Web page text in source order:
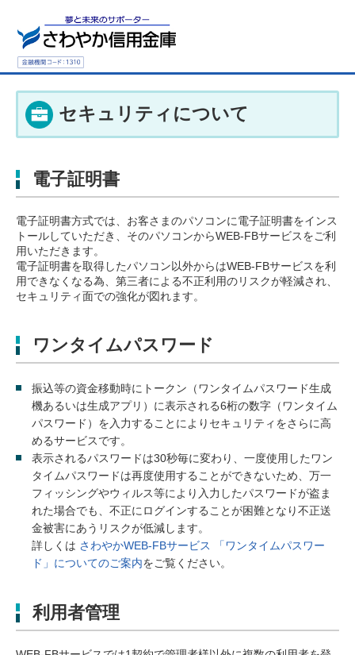
セキュリティについて
電子証明書
電子証明書方式では、お客さまのパソコンに電子証明書をインス
トールしていただき、そのパソコンからWEB-FBサービスをご利
用いただきます。
電子証明書を取得したパソコン以外からはWEB-FBサービスを利
用できなくなる為、第三者による不正利用のリスクが軽減され、
セキュリティ面での強化が図れます。
ワンタイムパスワード
振込等の資金移動時にトークン（ワンタイムパスワード生成
機あるいは生成アプリ）に表示される6桁の数字（ワンタイム
パスワード）を入力することによりセキュリティをさらに高
めるサービスです。
表示されるパスワードは30秒毎に変わり、一度使用したワン
タイムパスワードは再度使用することができないため、万一
フィッシングやウィルス等により入力したパスワードが盗ま
れた場合でも、不正にログインすることが困難となり不正送
金被害にあうリスクが低減します。
詳しくは さわやかWEB-FBサービス 「ワンタイムパスワー
ド」についてのご案内をご覧ください。
利用者管理